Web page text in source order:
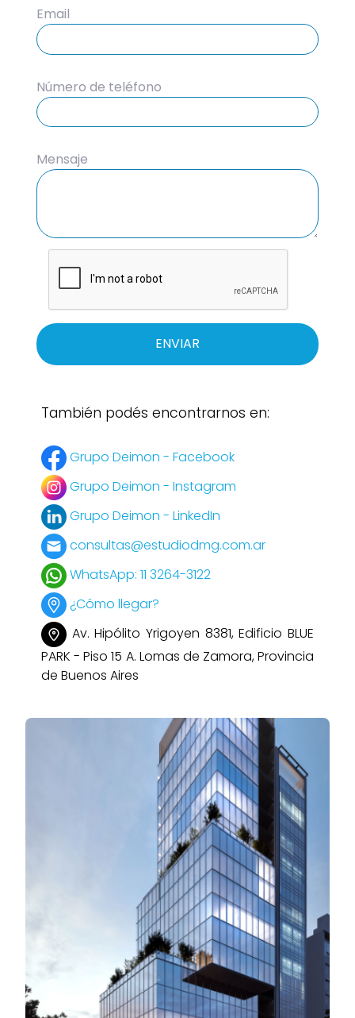
Email
Número de teléfono
Mensaje
ENVIAR
También podés encontrarnos en:
Grupo Deimon - Facebook
Grupo Deimon - Instagram
Grupo Deimon - LinkedIn
consultas@estudiodmg.com.ar
WhatsApp: 11 3264-3122
¿Cómo llegar?
Av. Hipólito Yrigoyen 8381, Edificio BLUE
PARK - Piso 15 A. Lomas de Zamora, Provincia
de Buenos Aires